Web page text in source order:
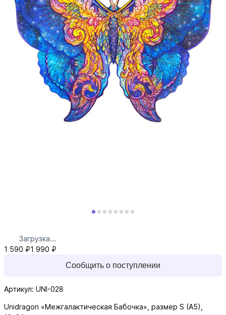
Загрузка...
1 590 ₽1 990 ₽
Сообщить о поступлении
Артикул: UNI-028
Unidragon «Межгалактическая Бабочка», размер S (A5),